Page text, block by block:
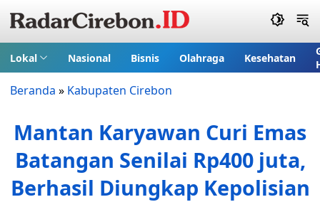
Lokal Nasional Bisnis Olahraga Kesehatan
Beranda » Kabupaten Cirebon
Mantan Karyawan Curi Emas
Batangan Senilai Rp400 juta,
Berhasil Diungkap Kepolisian